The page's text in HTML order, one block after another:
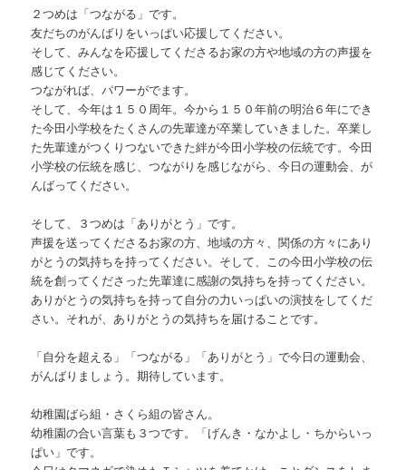
２つめは「つながる」です。
友だちのがんばりをいっぱい応援してください。
そして、みんなを応援してくださるお家の方や地域の方の声援を
感じてください。
つながれば、パワーがでます。
そして、今年は１５０周年。今から１５０年前の明治６年にでき
た今田小学校をたくさんの先輩達が卒業していきました。卒業し
た先輩達がつくりつないできた絆が今田小学校の伝統です。今田
小学校の伝統を感じ、つながりを感じながら、今日の運動会、が
んばってください。
そして、３つめは「ありがとう」です。
声援を送ってくださるお家の方、地域の方々、関係の方々にあり
がとうの気持ちを持ってください。そして、この今田小学校の伝
統を創ってくださった先輩達に感謝の気持ちを持ってください。
ありがとうの気持ちを持って自分の力いっぱいの演技をしてくだ
さい。それが、ありがとうの気持ちを届けることです。
「自分を超える」「つながる」「ありがとう」で今日の運動会、
がんばりましょう。期待しています。
幼稚園ばら組・さくら組の皆さん。
幼稚園の合い言葉も３つです。「げんき・なかよし・ちからいっ
ぱい」です。